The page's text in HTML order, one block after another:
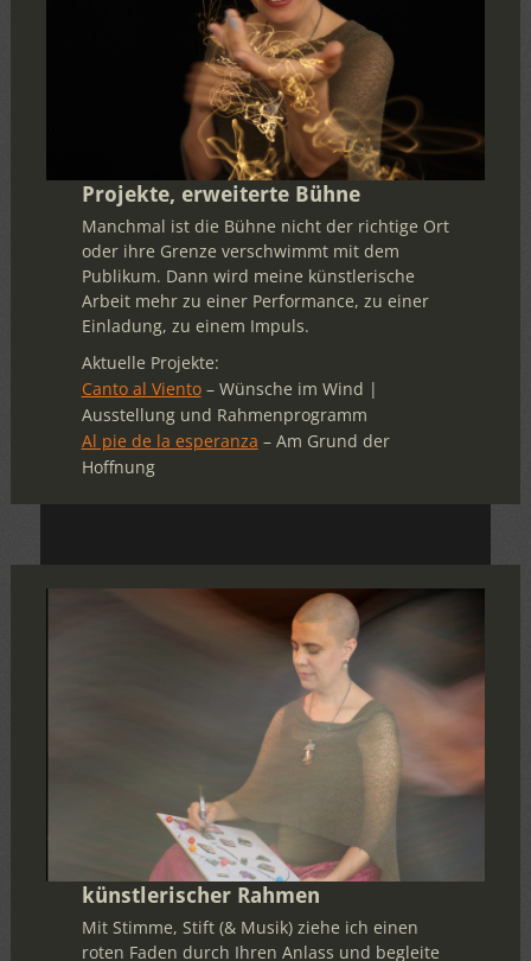
Projekte, erweiterte Bühne
Manchmal ist die Bühne nicht der richtige Ort
oder ihre Grenze verschwimmt mit dem
Publikum. Dann wird meine künstlerische
Arbeit mehr zu einer Performance, zu einer
Einladung, zu einem Impuls.
Aktuelle Projekte:
Canto al Viento– Wünsche im Wind |
Ausstellung und Rahmenprogramm
Al pie de la esperanza – Am Grund der
Hoffnung
künstlerischer Rahmen
Mit Stimme, Stift (& Musik) ziehe ich einen
roten Faden durch Ihren Anlass und begleite